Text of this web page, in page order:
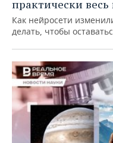
практически
Как нейросети
делать, чтобы